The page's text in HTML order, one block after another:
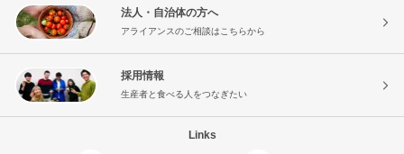
法人・自治体の方へ
アライアンスのご相談はこちらから
採用情報
生産者と食べる人をつなぎたい
Links